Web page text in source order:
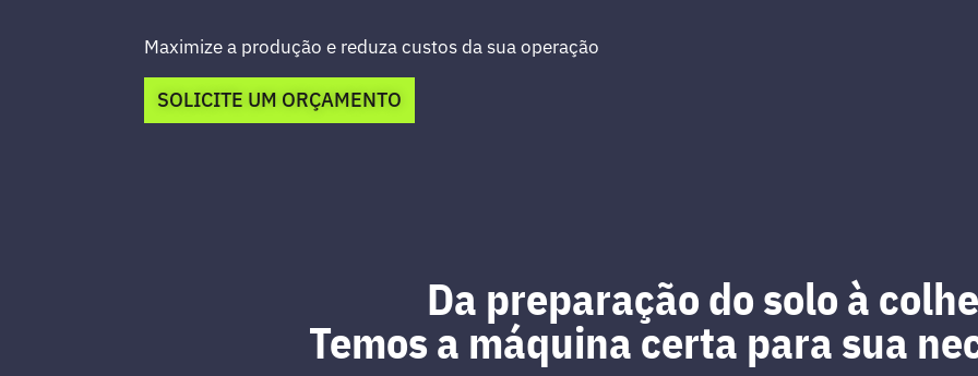
Maximize a produção e reduza custos da sua operação
SOLICITE UM ORÇAMENTO
Da preparação do solo à
Temos a máquina certa para sua